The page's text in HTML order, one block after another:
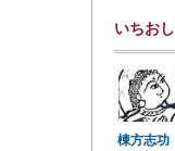
いちおし
棟方志功